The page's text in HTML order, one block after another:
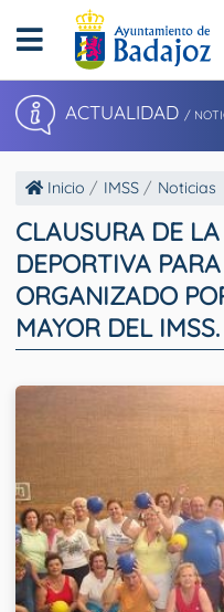
ACTUALIDAD /
Inicio IMSS Noticias
CLAUSURA DE
DEPORTIVA
ORGANIZADO
MAYOR DEL IMSS.